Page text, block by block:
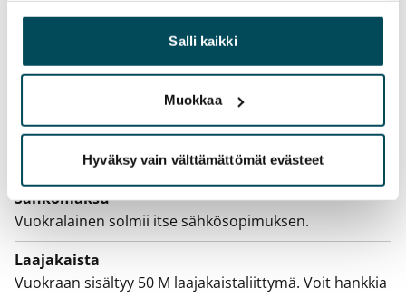
yhdistää näitä tietoja muihin tietoihin, joita olet antanut
heille tai joita on kerätty, kun olet käyttänyt heidän
palvelujaan.
Salli kaikki
Muokkaa
Hyväksy vain välttämättömät evästeet
12 kk vuokrasopimuksesta tai sopimussakolla
Kotivakuutus
Pakollinen, ei sisälly vuokraan
Vesimaksu
27 €/hlö/kk
Sähkömaksu
Vuokralainen solmii itse sähkösopimuksen.
Laajakaista
Vuokraan sisältyy 50 M laajakaistaliittymä. Voit hankkia